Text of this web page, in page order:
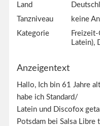
Land
Tanzniveau
keine
Kategorie
Freizeit-
Latein),
Anzeigentext
Hallo, Ich bin 61 Jahre
habe ich Standard/
Latein und Discofox
Potsdam bei Salsa Libre